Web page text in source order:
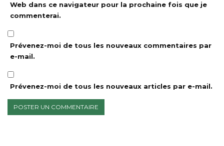
Web dans ce navigateur pour la prochaine fois que je
commenterai.
Prévenez-moi de tous les nouveaux commentaires par
e-mail.
Prévenez-moi de tous les nouveaux articles par e-mail.